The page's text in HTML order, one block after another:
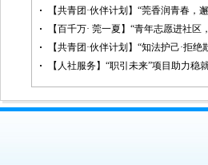
【共青团·伙伴计划】“莞香润青春
【百千万· 莞一夏】“青年志愿进社
【共青团·伙伴计划】“知法护己·拒
【人社服务】“职引未来”项目助力